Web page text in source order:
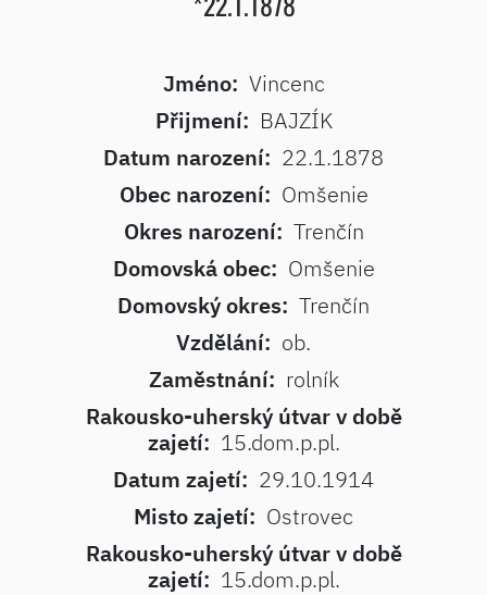
Jméno: Vincenc
Přijmení: BAJZÍK
Datum narození: 22.1.1878
Obec narození: Omšenie
Okres narození: Trenčín
Domovská obec: Omšenie
Domovský okres: Trenčín
Vzdělání: ob.
Zaměstnání: rolník
Rakousko-uherský útvar v době
zajetí: 15.dom.p.pl.
Datum zajetí: 29.10.1914
Misto zajetí: Ostrovec
Rakousko-uherský útvar v době
zajetí: 15.dom.p.pl.